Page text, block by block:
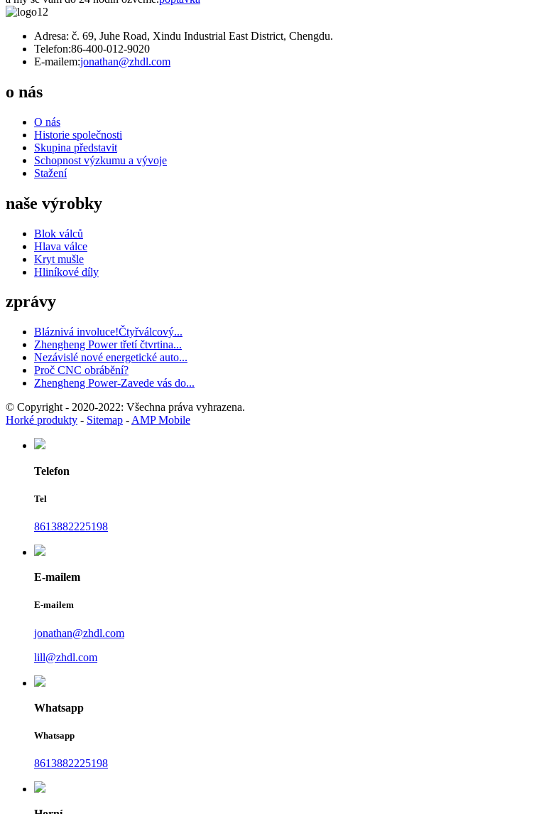
Adresa: č. 69, Juhe Road, Xindu Industrial East District, Chengdu.
Telefon:86-400-012-9020
E-mailem:jonathan@zhdl.com
o nás
O nás
Historie společnosti
Skupina představit
Schopnost výzkumu a vývoje
Stažení
naše výrobky
Blok válců
Hlava válce
Kryt mušle
Hliníkové díly
zprávy
Bláznivá involuce!Čtyřválcový...
Zhengheng Power třetí čtvrtina...
Nezávislé nové energetické auto...
Proč CNC obrábění?
Zhengheng Power-Zavede vás do...
© Copyright - 2020-2022: Všechna práva vyhrazena.
Horké produkty - Sitemap - AMP Mobile
Telefon
Tel
8613882225198
E-mailem
E-mailem
jonathan@zhdl.com
lill@zhdl.com
Whatsapp
Whatsapp
8613882225198